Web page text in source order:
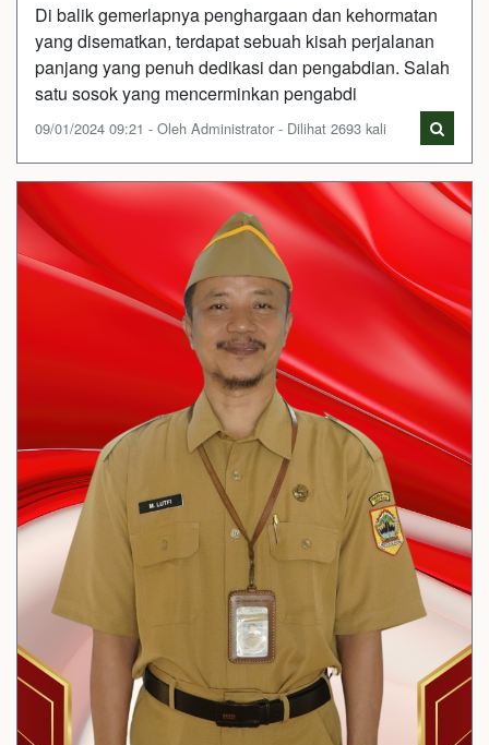
Di balik gemerlapnya penghargaan dan kehormatan
yang disematkan, terdapat sebuah kisah perjalanan
panjang yang penuh dedikasi dan pengabdian. Salah
satu sosok yang mencerminkan pengabdi
09/01/2024 09:21 - Oleh Administrator - Dilihat 2693 kali